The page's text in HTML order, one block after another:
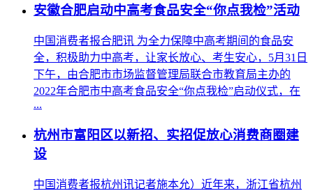
安徽合肥启动中高考食品安全“你点我检”活动
中国消费者报合肥讯 为全力保障中高考期间的食品安
全，积极助力中高考，让家长放心、考生安心，5月31日
下午，由合肥市市场监督管理局联合市教育局主办的
2022年合肥市中高考食品安全“你点我检”启动仪式，在
...
杭州市富阳区以新招、实招促放心消费商圈建
设
中国消费者报杭州讯记者施本允）近年来，浙江省杭州